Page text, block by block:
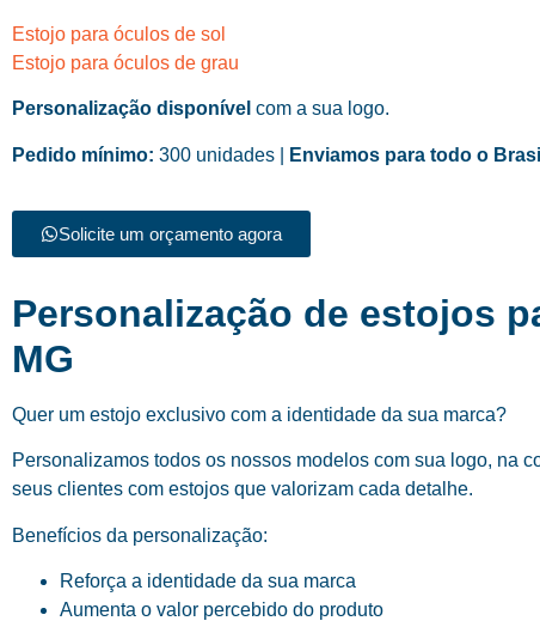
Estojo para óculos de sol
Estojo para óculos de grau
Personalização disponível com a sua logo.
Pedido mínimo: 300 unidades | Enviamos para todo o Brasil
Solicite um orçamento agora
Personalização de estojos
MG
Quer um estojo exclusivo com a identidade da sua marca?
Personalizamos todos os nossos modelos com sua logo, na
seus clientes com estojos que valorizam cada detalhe.
Benefícios da personalização:
Reforça a identidade da sua marca
Aumenta o valor percebido do produto